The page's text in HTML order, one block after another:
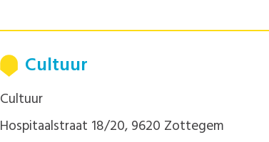
Cultuur
Cultuur
Hospitaalstraat 18/20, 9620 Zottegem